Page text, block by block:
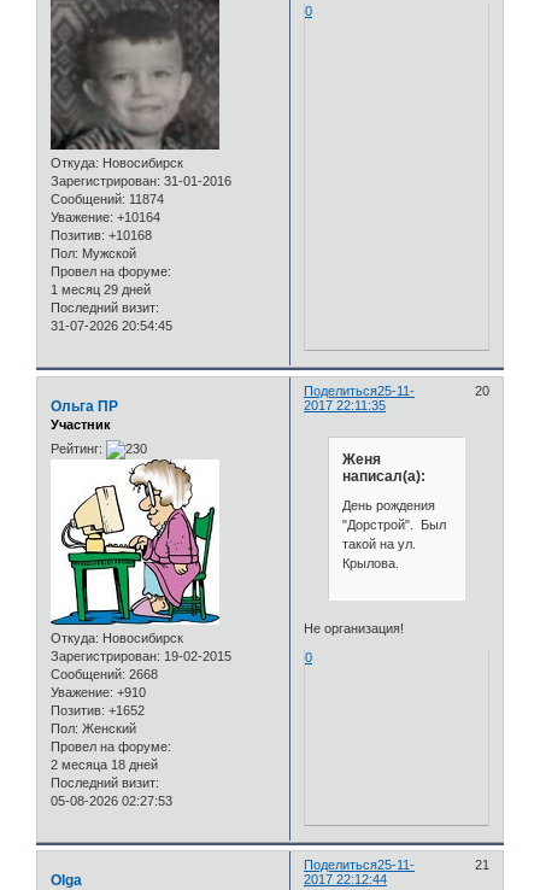
Откуда: Новосибирск
Зарегистрирован: 31-01-2016
Сообщений: 11874
Уважение: +10164
Позитив: +10168
Пол: Мужской
Провел на форуме:
1 месяц 29 дней
Последний визит:
31-07-2026 20:54:45
0
Поделиться 20
25-11-
2017 22:11:35
Ольга ПР
Участник
Рейтинг:
Откуда: Новосибирск
Зарегистрирован: 19-02-2015
Сообщений: 2668
Уважение: +910
Позитив: +1652
Пол: Женский
Провел на форуме:
2 месяца 18 дней
Последний визит:
05-08-2026 02:27:53
Женя
написал(а):
День рождения
"Дорстрой". Был
такой на ул.
Крылова.
Не организация!
0
Поделиться 21
25-11-
2017 22:12:44
Olga